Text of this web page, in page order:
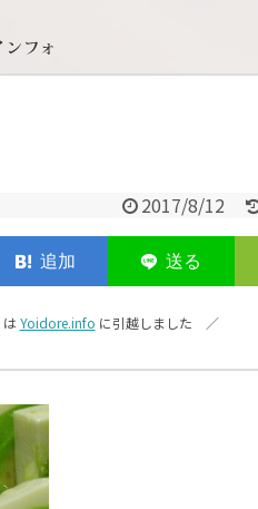
2017/8/12
は Yoidore.info に引越しました ／